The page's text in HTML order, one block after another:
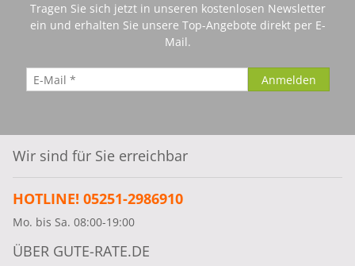
Tragen Sie sich jetzt in unseren kostenlosen Newsletter
ein und erhalten Sie unsere Top-Angebote direkt per E-
Mail.
Wir sind für Sie erreichbar
HOTLINE! 05251-2986910
Mo. bis Sa. 08:00-19:00
ÜBER GUTE-RATE.DE